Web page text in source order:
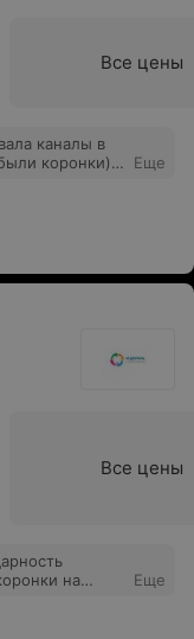
Все цены
каналы в
коронки) и
Еще
Все цены
на
Еще